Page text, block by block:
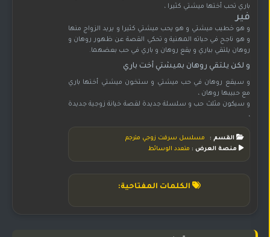
باري تحب أختها ميشتي كثيرا ،
فير
و هو خطيب ميشتي و هو يحب ميشتي كثيرا و يريد الزواج منها
و هو ناجح في حياته المهنية و تحكي القصة عن ظهور روهان و
روهان يلتقي بباري و يقع روهان و باري في حب بعضهما.
و لكن يلتقي روهان بميشتي أخت باري
و سيقع روهان في حب ميشتي و ستخون ميشتي أختها باري
مع حبيبها روهان ،
و سيكون مثلث حب و سلسلة جديدة لقصة خيانة زوجية جديدة
،
القسم :
مسلسل سرقت زوجي مترجم
منصة العرض : متعدد الوسائط
الكلمات المفتاحية: